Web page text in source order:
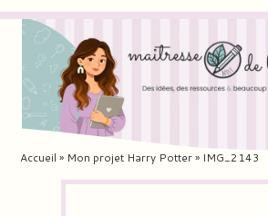
Accueil » Mon projet Harry Potter» IMG_2143